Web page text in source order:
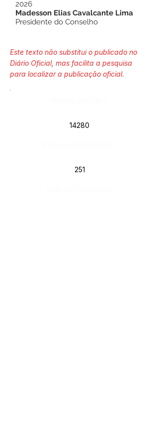
2026
Madesson Elias Cavalcante Lima
Presidente do Conselho
Este texto não substitui o publicado no
Diário Oficial, mas facilita a pesquisa
para localizar a publicação oficial.
14280
251